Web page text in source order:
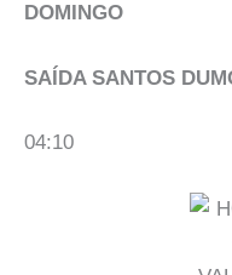
DOMINGO
SAÍDA SANTOS
04:10